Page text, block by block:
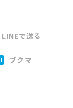
LINEで送る
ブクマ